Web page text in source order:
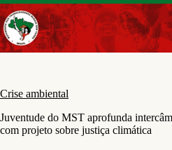
Pular
para
o
conteúdo
Crise ambiental
Juventude do MST aprofunda
com projeto sobre justiça climática